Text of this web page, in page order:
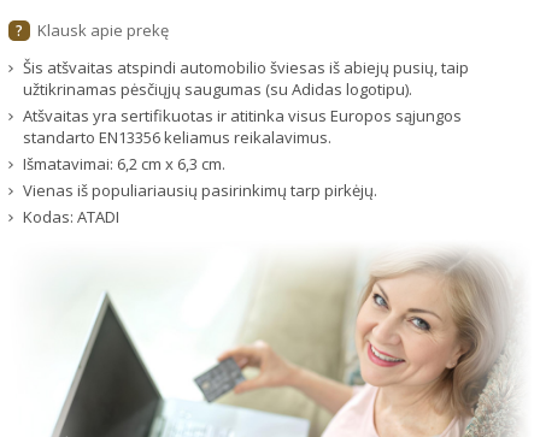
?
Klausk apie prekę
Šis atšvaitas atspindi automobilio šviesas iš abiejų pusių, taip
užtikrinamas pėsčiųjų saugumas (su Adidas logotipu).
Atšvaitas yra sertifikuotas ir atitinka visus Europos sąjungos
standarto EN13356 keliamus reikalavimus.
Išmatavimai: 6,2 cm x 6,3 cm.
Vienas iš populiariausių pasirinkimų tarp pirkėjų.
Kodas: ATADI